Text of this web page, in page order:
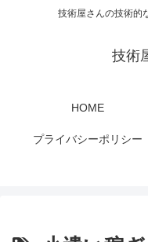
技術屋さんの技術的
技術
HOME
プライバシーポリシー